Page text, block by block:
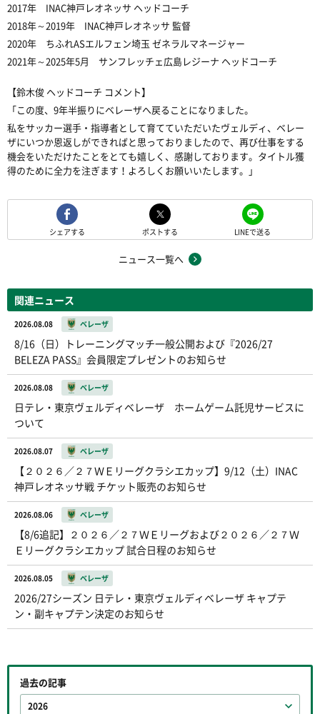
2017年 INAC神戸レオネッサ ヘッドコーチ
2018年～2019年 INAC神戸レオネッサ 監督
2020年 ちふれASエルフェン埼玉 ゼネラルマネージャー
2021年～2025年5月 サンフレッチェ広島レジーナ ヘッドコーチ
【鈴木俊 ヘッドコーチ コメント】
「この度、9年半振りにベレーザへ戻ることになりました。
私をサッカー選手・指導者として育てていただいたヴェルディ、ベレー
ザにいつか恩返しができればと思っておりましたので、再び仕事をする
機会をいただけたことをとても嬉しく、感謝しております。タイトル獲
得のために全力を注ぎます！よろしくお願いいたします。」
シェアする ポストする LINEで送る
ニュース一覧へ
関連ニュース
2026.08.08 ベレーザ
8/16（日）トレーニングマッチ一般公開および『2026/27
BELEZA PASS』会員限定プレゼントのお知らせ
2026.08.08 ベレーザ
日テレ・東京ヴェルディベレーザ ホームゲーム託児サービスに
ついて
2026.08.07 ベレーザ
【２０２６／２７ＷＥリーグクラシエカップ】9/12（土）INAC
神戸レオネッサ戦 チケット販売のお知らせ
2026.08.06 ベレーザ
【8/6追記】２０２６／２７ＷＥリーグおよび２０２６／２７Ｗ
Ｅリーグクラシエカップ 試合日程のお知らせ
2026.08.05 ベレーザ
2026/27シーズン 日テレ・東京ヴェルディベレーザ キャプテ
ン・副キャプテン決定のお知らせ
過去の記事
2026